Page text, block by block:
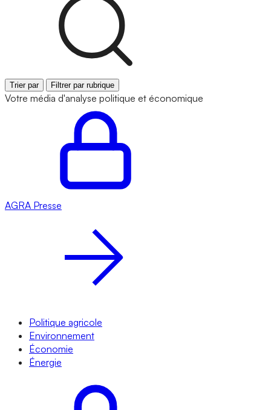
Trier par Filtrer par rubrique
Votre média d'analyse politique et économique
AGRA Presse
Politique agricole
Environnement
Économie
Énergie